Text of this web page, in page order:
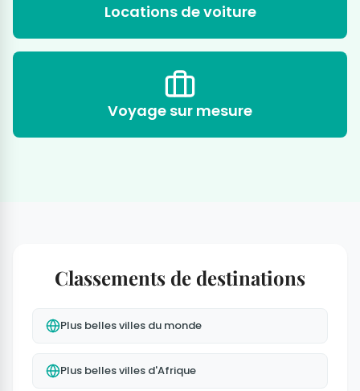
Locations de voiture
Voyage sur mesure
Classements de destinations
Plus belles villes du monde
Plus belles villes d'Afrique